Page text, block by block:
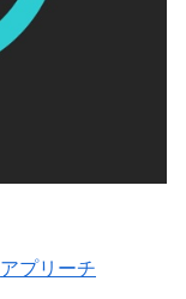
アプリーチ